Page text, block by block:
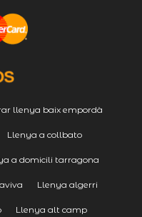
llenya baix empordà
Llenya a collbato
a domicili tarragona
Llenya algerri
Llenya alt camp